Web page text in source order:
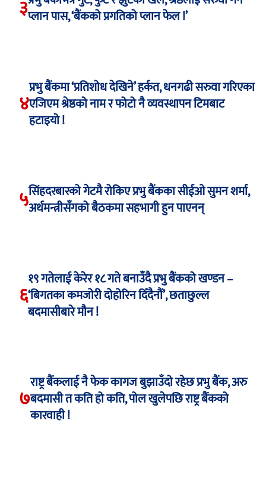
३प्लान पास, ‘बैंकको प्रगतिको प्लान फेल !’
४
प्रभु बैंकमा ‘प्रतिशोध देखिने’ हर्कत, धनगढी सरुवा गरिएका
एजिएम श्रेष्ठको नाम र फोटो नै व्यवस्थापन टिमबाट
हटाइयो !
५सिंहदरबारको गेटमै रोकिए प्रभु बैंकका सीईओ सुमन शर्मा,
अर्थमन्त्रीसँगको बैठकमा सहभागी हुन पाएनन्
६
१९ गतेलाई केरेर १८ गते बनाउँदै प्रभु बैंकको खण्डन –
‘बिगतका कमजोरी दोहोरिन दिँदैनौं’, छताछुल्ल
बदमासीबारे मौन !
७
राष्ट्र बैंकलाई नै फेक कागज बुझाउँदो रहेछ प्रभु बैंक, अरु
बदमासी त कति हो कति, पोल खुलेपछि राष्ट्र बैंकको
कारवाही !